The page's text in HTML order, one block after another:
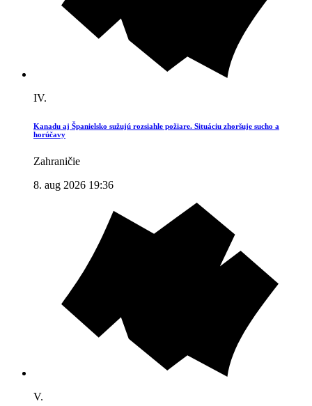
IV.
Kanadu aj Španielsko sužujú rozsiahle požiare. Situáciu zhoršuje sucho a
horúčavy
Zahraničie
8. aug 2026 19:36
V.